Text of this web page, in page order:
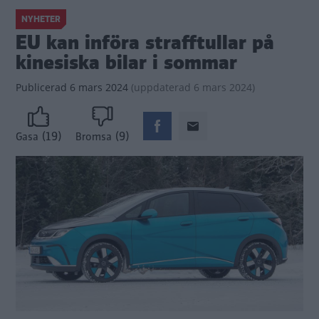
NYHETER
EU kan införa strafftullar på
kinesiska bilar i sommar
Publicerad 6 mars 2024 (uppdaterad 6 mars 2024)
Gasa (19) Bromsa (9)